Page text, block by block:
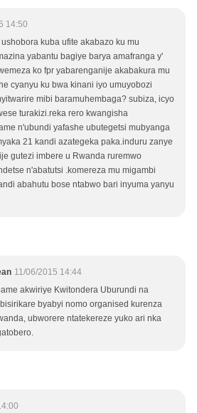
14:50
kuba ufite akabazo ku mu
yabantu bagiye barya amafranga y'
ko fpr yabarenganije akabakura mu
cyanyu ku bwa kinani iyo umuyobozi
mibi baramuhembaga? subiza, icyo
turakizi.reka rero kwangisha
n'ubundi yafashe ubutegetsi mubyanga
21 kandi azategeka paka.induru zanye
gutezi imbere u Rwanda ruremwo
n'abatutsi .komereza mu migambi
abahutu bose ntabwo bari inyuma yanyu
11/06/2015 14:44
akwiriye Kwitondera Uburundi na
byabyi nomo organised kurenza
ubworere ntatekereze yuko ari nka